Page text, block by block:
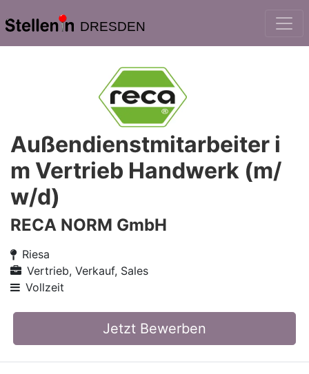
DRESDEN
Außendienstmitarbeiter i
m Vertrieb Handwerk (m/
w/d)
RECA NORM GmbH
Riesa
Vertrieb, Verkauf, Sales
Vollzeit
Jetzt Bewerben